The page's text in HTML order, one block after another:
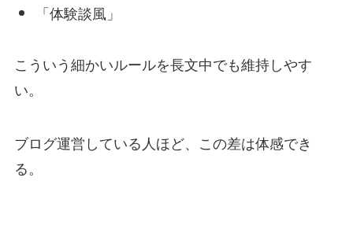
「体験談風」
こういう細かいルールを長文中でも維持しやす
い。
ブログ運営している人ほど、この差は体感でき
る。